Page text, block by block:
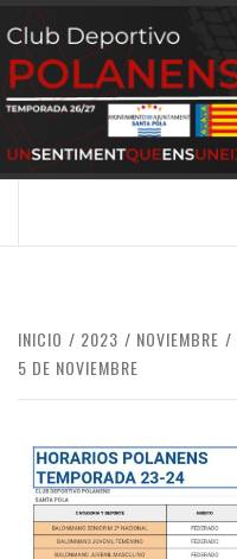
Saltar
al
contenido
SANTA POLA
INICIO 2023 NOVIEMBRE
5 DE NOVIEMBRE